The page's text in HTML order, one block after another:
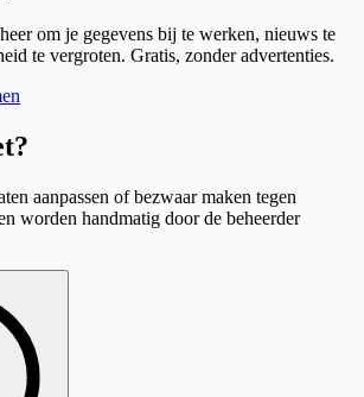
om je gegevens bij te werken, nieuws te
te vergroten. Gratis, zonder advertenties.
aanpassen of bezwaar maken tegen
worden handmatig door de beheerder